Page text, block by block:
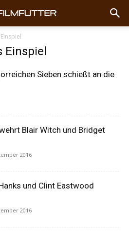
Einspiel
Sieben schießt an die
Blair Witch und Bridget
2016
und Clint Eastwood
2016